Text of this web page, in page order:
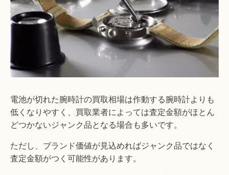
電池が切れた腕時計の買取相場は作動する腕時計よりも
低くなりやすく、買取業者によっては査定金額がほとん
どつかないジャンク品となる場合も多いです。
ただし、ブランド価値が見込めればジャンク品ではなく
査定金額がつく可能性があります。